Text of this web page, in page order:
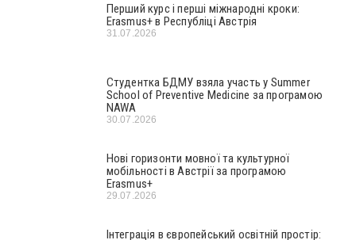
Перший курс і перші міжнародні кроки:
Erasmus+ в Республіці Австрія
31.07.2026
Студентка БДМУ взяла участь у Summer
School of Preventive Medicine за програмою
NAWA
30.07.2026
Нові горизонти мовної та культурної
мобільності в Австрії за програмою
Erasmus+
29.07.2026
Інтеграція в європейський освітній простір: